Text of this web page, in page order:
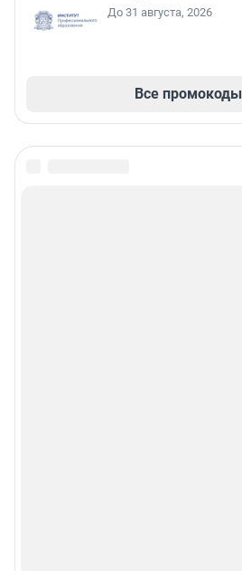
До 31 августа, 2026
Все промокоды